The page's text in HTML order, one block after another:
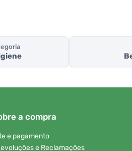
a compra
e pagamento
e Reclamações